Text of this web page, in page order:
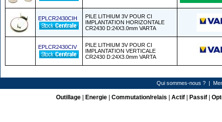
EPLCR2430CIH
PILE LITHIUM 3V POUR CI
IMPLANTATION HORIZONTALE
CR2430 D:24X3.0mm VARTA
EPLCR2430CIV
PILE LITHIUM 3V POUR CI
IMPLANTATION VERTICALE
CR2430 D:24X3.0mm VARTA
Qui sommes-nous ?|
Outillage| Energie| Commutation/relais Actif| Passif|